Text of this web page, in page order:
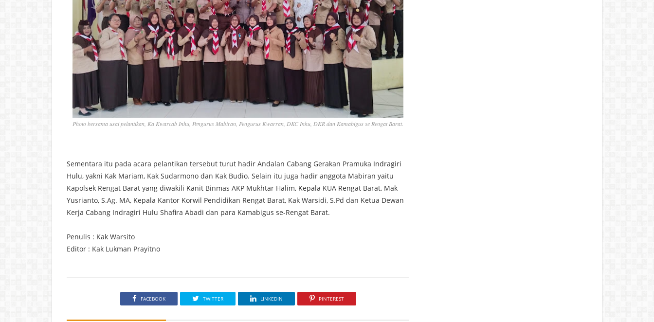
Photo bersama usai pelantikan, Ka Kwarcab Inhu, Pengurus Mabiran, Pengurus Kwarran, DKC Inhu, DKR dan Kamabigus se Rengat Barat.
Sementara itu pada acara pelantikan tersebut turut hadir Andalan Cabang Gerakan Pramuka Indragiri
Hulu, yakni Kak Mariam, Kak Sudarmono dan Kak Budio. Selain itu juga hadir anggota Mabiran yaitu
Kapolsek Rengat Barat yang diwakili Kanit Binmas AKP Mukhtar Halim, Kepala KUA Rengat Barat, Mak
Yusrianto, S.Ag. MA, Kepala Kantor Korwil Pendidikan Rengat Barat, Kak Warsidi, S.Pd dan Ketua Dewan
Kerja Cabang Indragiri Hulu Shafira Abadi dan para Kamabigus se-Rengat Barat.
Penulis : Kak Warsito
Editor : Kak Lukman Prayitno
FACEBOOK TWITTER LINKEDIN PINTEREST